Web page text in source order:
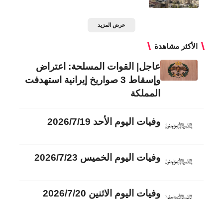
عرض المزيد
الأكثر مشاهدة
عاجل| القوات المسلحة: اعتراض
وإسقاط 3 صواريخ إيرانية استهدفت
المملكة
وفيات اليوم الأحد 2026/7/19
وفيات اليوم الخميس 2026/7/23
وفيات اليوم الاثنين 2026/7/20